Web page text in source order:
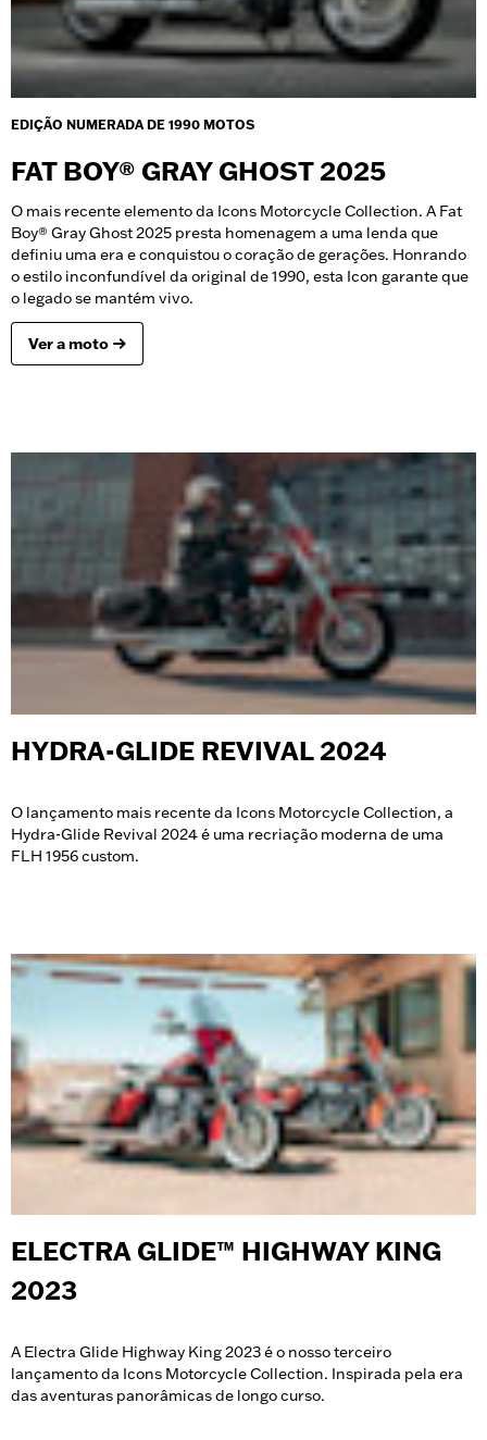
EDIÇÃO NUMERADA DE 1990 MOTOS
FAT BOY® GRAY GHOST 2025
O mais recente elemento da Icons Motorcycle Collection. A Fat
Boy® Gray Ghost 2025 presta homenagem a uma lenda que
definiu uma era e conquistou o coração de gerações. Honrando
o estilo inconfundível da original de 1990, esta Icon garante que
o legado se mantém vivo.
Ver a moto
HYDRA-GLIDE REVIVAL 2024
O lançamento mais recente da Icons Motorcycle Collection, a
Hydra-Glide Revival 2024 é uma recriação moderna de uma
FLH 1956 custom.
ELECTRA GLIDE™ HIGHWAY KING
2023
A Electra Glide Highway King 2023 é o nosso terceiro
lançamento da Icons Motorcycle Collection. Inspirada pela era
das aventuras panorâmicas de longo curso.